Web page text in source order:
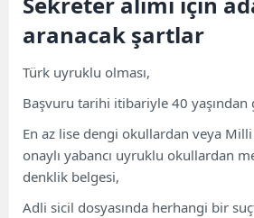
aranacak şartlar
Türk uyruklu olması,
Başvuru tarihi itibariyle 40 yaşından
En az lise dengi okullardan veya Milli
onaylı yabancı uyruklu okullardan
denklik belgesi,
Adli sicil dosyasında herhangi bir